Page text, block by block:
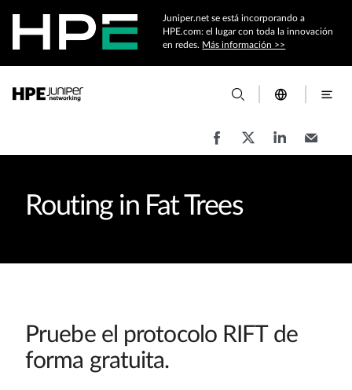
Juniper.net se está incorporando a
HPE.com: el lugar con toda la innovación
en redes. Más información >>
Routing in Fat Trees
Pruebe el protocolo RIFT de
forma gratuita.